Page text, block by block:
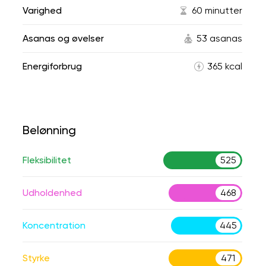
Varighed 60 minutter
Asanas og øvelser 53 asanas
Energiforbrug 365 kcal
Belønning
Fleksibilitet 525
Udholdenhed 468
Koncentration 445
Styrke 471